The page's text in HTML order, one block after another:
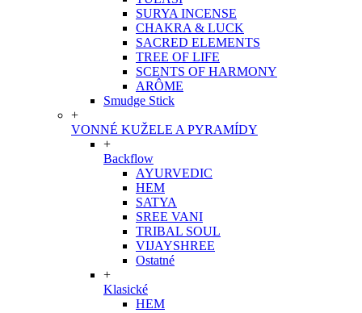
SURYA INCENSE
CHAKRA & LUCK
SACRED ELEMENTS
TREE OF LIFE
SCENTS OF HARMONY
ARÔME
Smudge Stick
+
VONNÉ KUŽELE A PYRAMÍDY
+
Backflow
AYURVEDIC
HEM
SATYA
SREE VANI
TRIBAL SOUL
VIJAYSHREE
Ostatné
+
Klasické
HEM